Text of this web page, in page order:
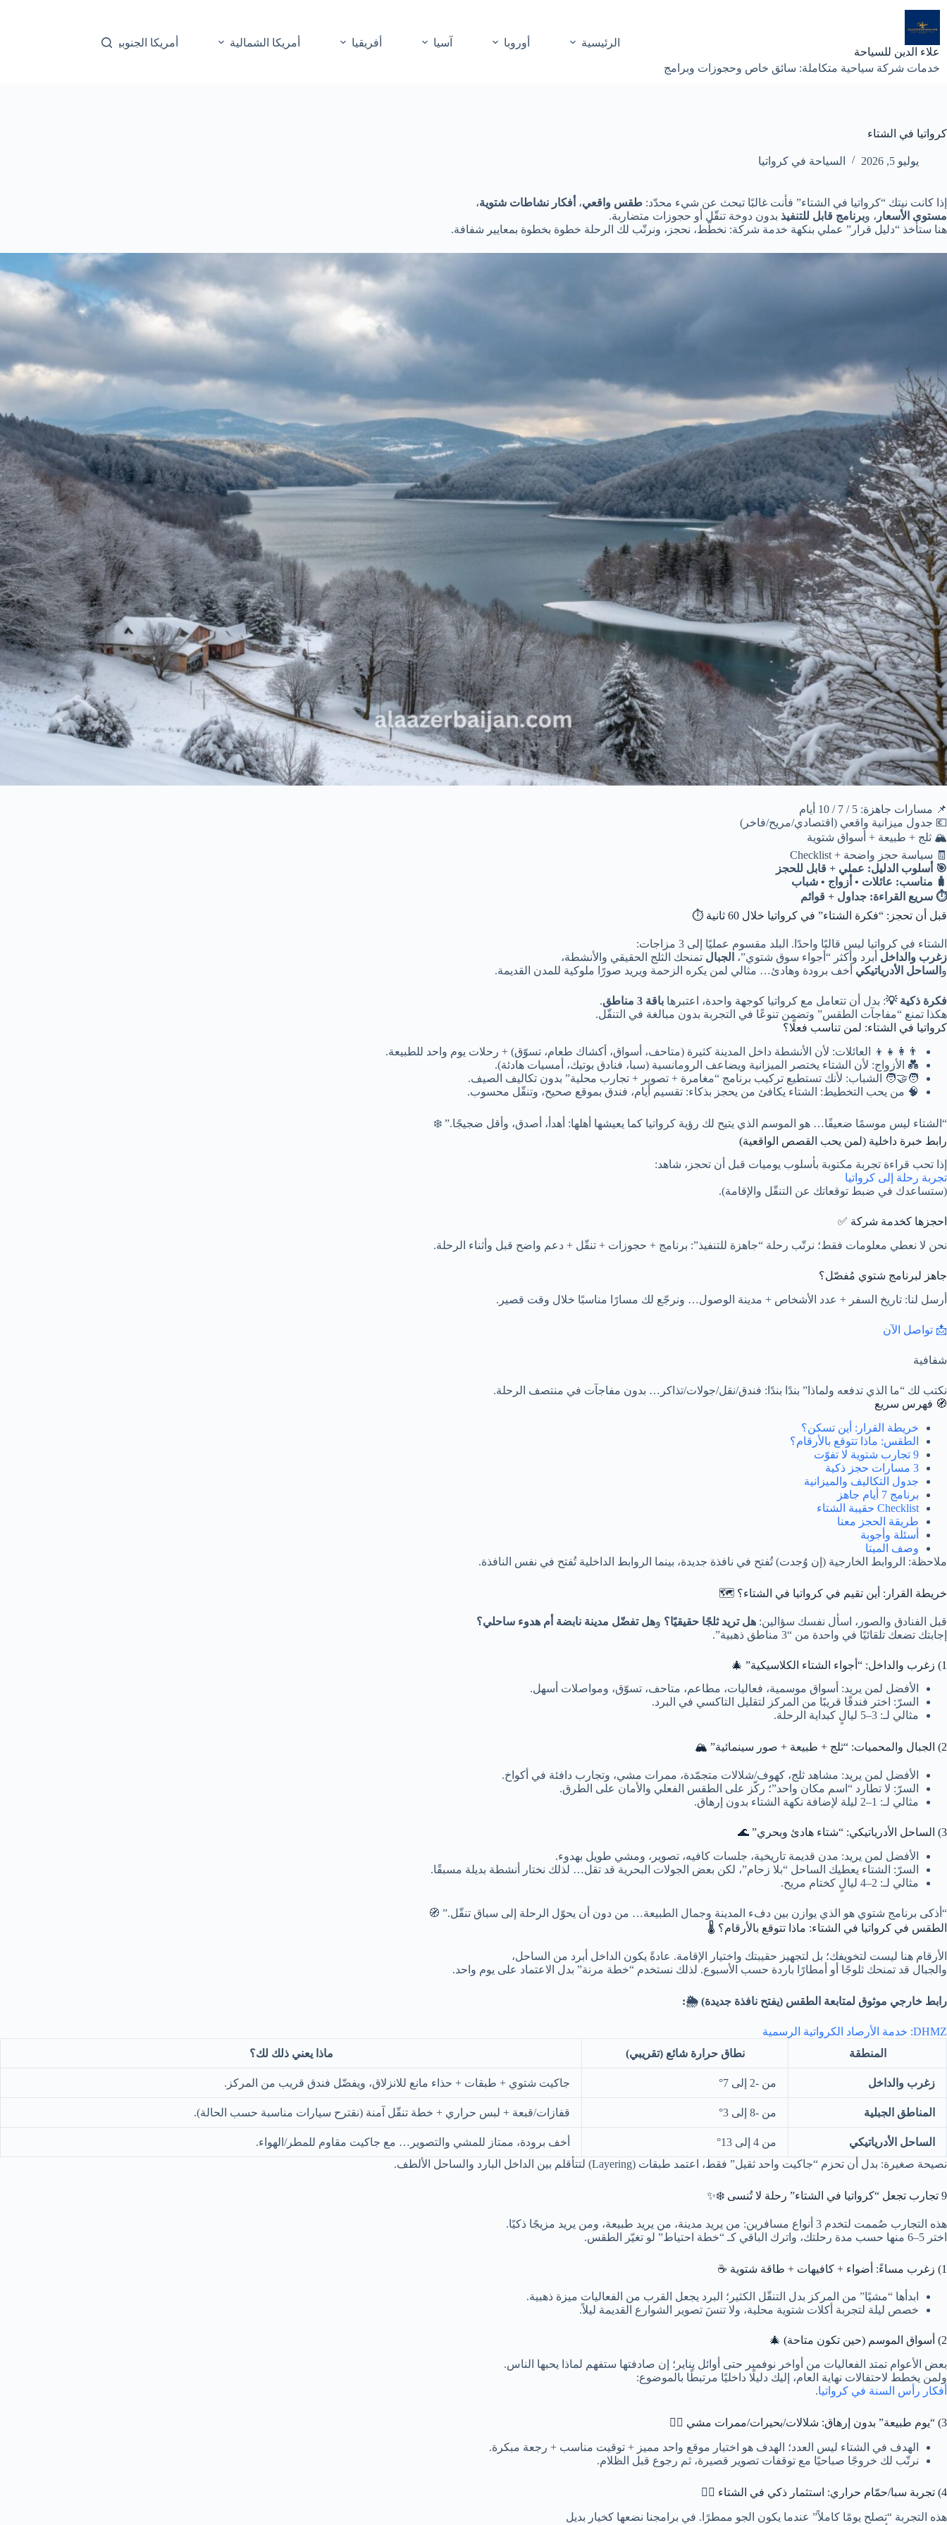
المحتوى
علاء الدين للسياحة
خدمات شركة سياحية متكاملة: سائق خاص وحجوزات وبرامج
الرئيسية أوروبا آسيا أفريقيا أمريكا الشمالية أمريكا الجنوبية
كرواتيا في الشتاء
يوليو 5, 2026 السياحة في كرواتيا
إذا كانت نيتك “كرواتيا في الشتاء” فأنت غالبًا تبحث عن شيء محدّد: طقس واقعي، أفكار نشاطات شتوية،
مستوى الأسعار ، وبرنامج قابل للتنفيذ بدون دوخة تنقّل أو حجوزات متضاربة.
هنا ستأخذ “دليل قرار” عملي بنكهة خدمة شركة: نخطّط، نحجز، ونرتّب لك الرحلة خطوة بخطوة بمعايير شفافة.
📌 مسارات جاهزة: 5 / 7 / 10 أيام
💶 جدول ميزانية واقعي (اقتصادي/مريح/فاخر)
🏔️ ثلج + طبيعة + أسواق شتوية
🧾 سياسة حجز واضحة + Checklist
🎯 أسلوب الدليل: عملي + قابل للحجز
🧳 مناسب: عائلات • أزواج • شباب
⏱️ سريع القراءة: جداول + قوائم
قبل أن تحجز: “فكرة الشتاء” في كرواتيا خلال 60 ثانية ⏱️
الشتاء في كرواتيا ليس قالبًا واحدًا. البلد مقسوم عمليًا إلى 3 مزاجات:
زغرب والداخل أبرد وأكثر “أجواء سوق شتوي”، الجبال تمنحك الثلج الحقيقي والأنشطة،
و الساحل الأدرياتيكي أخف برودة وهادئ… مثالي لمن يكره الزحمة ويريد صورًا ملوكية للمدن القديمة.
فكرة ذكية 💡: بدل أن تتعامل مع كرواتيا كوجهة واحدة، اعتبرها باقة 3 مناطق
.
هكذا تمنع “مفاجآت الطقس” وتضمن تنوعًا في التجربة بدون مبالغة في التنقّل.
كرواتيا في الشتاء: لمن تناسب فعلًا؟
👨‍👩‍👧‍👦 العائلات: لأن الأنشطة داخل المدينة كثيرة (متاحف، أسواق، أكشاك طعام، تسوّق) + رحلات يوم واحد للطبيعة.
💑 الأزواج: لأن الشتاء يختصر الميزانية ويضاعف الرومانسية (سبا، فنادق بوتيك، أمسيات هادئة).
🧑‍🤝‍🧑 الشباب: لأنك تستطيع تركيب برنامج “مغامرة + تصوير + تجارب محلية” بدون تكاليف الصيف.
🧠 من يحب التخطيط: الشتاء يكافئ من يحجز بذكاء: تقسيم أيام، فندق بموقع صحيح، وتنقّل محسوب.
“الشتاء ليس موسمًا ضعيفًا… هو الموسم الذي يتيح لك رؤية كرواتيا كما يعيشها أهلها: أهدأ، أصدق، وأقل ضجيجًا.” ❄️
رابط خبرة داخلية (لمن يحب القصص الواقعية)
إذا تحب قراءة تجربة مكتوبة بأسلوب يوميات قبل أن تحجز، شاهد:
تجربة رحلة إلى كرواتيا
(ستساعدك في ضبط توقعاتك عن التنقّل والإقامة).
احجزها كخدمة شركة ✅
نحن لا نعطي معلومات فقط؛ نرتّب رحلة “جاهزة للتنفيذ”: برنامج + حجوزات + تنقّل + دعم واضح قبل وأثناء الرحلة.
جاهز لبرنامج شتوي مُفصّل؟
أرسل لنا: تاريخ السفر + عدد الأشخاص + مدينة الوصول… ونرجّع لك مسارًا مناسبًا خلال وقت قصير.
📩 تواصل الآن
شفافية
نكتب لك “ما الذي تدفعه ولماذا” بندًا بندًا: فندق/نقل/جولات/تذاكر… بدون مفاجآت في منتصف الرحلة.
🧭 فهرس سريع
خريطة القرار: أين تسكن؟
الطقس: ماذا تتوقع بالأرقام؟
9 تجارب شتوية لا تفوّت
3 مسارات حجز ذكية
جدول التكاليف والميزانية
برنامج 7 أيام جاهز
Checklist حقيبة الشتاء
طريقة الحجز معنا
أسئلة وأجوبة
وصف الميتا
ملاحظة: الروابط الخارجية (إن وُجدت) تُفتح في نافذة جديدة، بينما الروابط الداخلية تُفتح في نفس النافذة.
خريطة القرار: أين تقيم في كرواتيا في الشتاء؟ 🗺️
قبل الفنادق والصور، اسأل نفسك سؤالين: هل تريد ثلجًا حقيقيًا؟ وهل تفضّل مدينة نابضة أم هدوء ساحلي؟
إجابتك تضعك تلقائيًا في واحدة من “3 مناطق ذهبية”.
1) زغرب والداخل: “أجواء الشتاء الكلاسيكية” 🎄
الأفضل لمن يريد: أسواق موسمية، فعاليات، مطاعم، متاحف، تسوّق، ومواصلات أسهل.
السرّ: اختر فندقًا قريبًا من المركز لتقليل التاكسي في البرد.
مثالي لـ: 3–5 ليالٍ كبداية الرحلة.
2) الجبال والمحميات: “ثلج + طبيعة + صور سينمائية” 🏔️
الأفضل لمن يريد: مشاهد ثلج، كهوف/شلالات متجمّدة، ممرات مشي، وتجارب دافئة في أكواخ.
السرّ: لا تطارد “اسم مكان واحد”؛ ركّز على الطقس الفعلي والأمان على الطرق.
مثالي لـ: 1–2 ليلة لإضافة نكهة الشتاء بدون إرهاق.
3) الساحل الأدرياتيكي: “شتاء هادئ وبحري” 🌊
الأفضل لمن يريد: مدن قديمة تاريخية، جلسات كافيه، تصوير، ومشي طويل بهدوء.
السرّ: الشتاء يعطيك الساحل “بلا زحام”، لكن بعض الجولات البحرية قد تقل… لذلك نختار أنشطة بديلة مسبقًا.
مثالي لـ: 2–4 ليالٍ كختام مريح.
“أذكى برنامج شتوي هو الذي يوازن بين دفء المدينة وجمال الطبيعة… من دون أن يحوّل الرحلة إلى سباق تنقّل.” 🧭
الطقس في كرواتيا في الشتاء: ماذا تتوقع بالأرقام؟ 🌡️
الأرقام هنا ليست لتخويفك؛ بل لتجهيز حقيبتك واختيار الإقامة. عادةً يكون الداخل أبرد من الساحل،
والجبال قد تمنحك ثلوجًا أو أمطارًا باردة حسب الأسبوع. لذلك نستخدم “خطة مرنة” بدل الاعتماد على يوم واحد.
رابط خارجي موثوق لمتابعة الطقس (يفتح نافذة جديدة) 🌦️:
DHMZ: خدمة الأرصاد الكرواتية الرسمية
المنطقة
نطاق حرارة شائع (تقريبي) ماذا يعني ذلك لك؟
زغرب والداخل من -2 إلى 7° جاكيت شتوي + طبقات + حذاء مانع للانزلاق، ويفضّل فندق قريب من المركز.
المناطق الجبلية من -8 إلى 3° قفازات/قبعة + لبس حراري + خطة تنقّل آمنة (نقترح سيارات مناسبة حسب الحالة).
الساحل الأدرياتيكي من 4 إلى 13°
أخف برودة، ممتاز للمشي والتصوير… مع جاكيت مقاوم للمطر/الهواء.
نصيحة صغيرة: بدل أن تحزم “جاكيت واحد ثقيل” فقط، اعتمد طبقات (Layering) لتتأقلم بين الداخل البارد والساحل الألطف.
9 تجارب تجعل “كرواتيا في الشتاء” رحلة لا تُنسى ❄️✨
هذه التجارب صُممت لتخدم 3 أنواع مسافرين: من يريد مدينة، من يريد طبيعة، ومن يريد مزيجًا ذكيًا.
اختر 5–6 منها حسب مدة رحلتك، واترك الباقي كـ “خطة احتياط” لو تغيّر الطقس.
1) زغرب مساءً: أضواء + كافيهات + طاقة شتوية ☕
ابدأها “مشيًا” من المركز بدل التنقّل الكثير؛ البرد يجعل القرب من الفعاليات ميزة ذهبية.
خصص ليلة لتجربة أكلات شتوية محلية، ولا تنسَ تصوير الشوارع القديمة ليلاً.
2) أسواق الموسم (حين تكون متاحة) 🎄
بعض الأعوام تمتد الفعاليات من أواخر نوفمبر حتى أوائل يناير؛ إن صادفتها ستفهم لماذا يحبها الناس.
ولمن يخطط لاحتفالات نهاية العام، إليك دليلًا داخليًا مرتبطًا بالموضوع:
أفكار رأس السنة في كرواتيا.
3) “يوم طبيعة” بدون إرهاق: شلالات/بحيرات/ممرات مشي 🚶‍♂️
الهدف في الشتاء ليس العدد؛ الهدف هو اختيار موقع واحد مميز + توقيت مناسب + رجعة مبكرة.
نرتّب لك خروجًا صباحيًا مع توقفات تصوير قصيرة، ثم رجوع قبل الظلام.
4) تجربة سبا/حمّام حراري: استثمار ذكي في الشتاء 🧖‍♀️
هذه التجربة “تصلح يومًا كاملاً” عندما يكون الجو ممطرًا. في برامجنا نضعها كخيار بديل